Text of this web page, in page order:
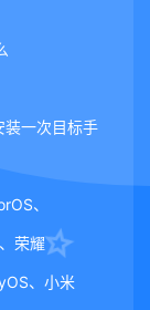
装一次目标手
、
荣耀
、小米